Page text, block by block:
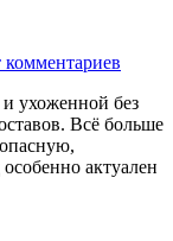
комментариев
Всё больше
актуален